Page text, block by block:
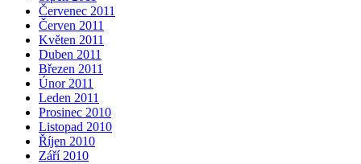
Červenec 2011
Červen 2011
Květen 2011
Duben 2011
Březen 2011
Únor 2011
Leden 2011
Prosinec 2010
Listopad 2010
Říjen 2010
Září 2010